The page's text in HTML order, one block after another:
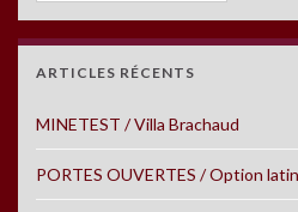
ARTICLES RÉCENTS
MINETEST / Villa Brachaud
PORTES OUVERTES / Option